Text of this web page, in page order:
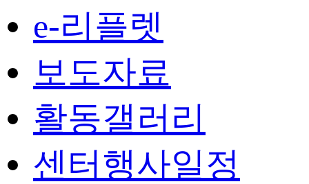
e-리플렛
보도자료
활동갤러리
센터행사일정